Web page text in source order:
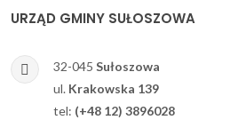
URZĄD GMINY SUŁOSZOWA
32-045 Sułoszowa
ul. Krakowska 139
tel: (+48 12) 3896028